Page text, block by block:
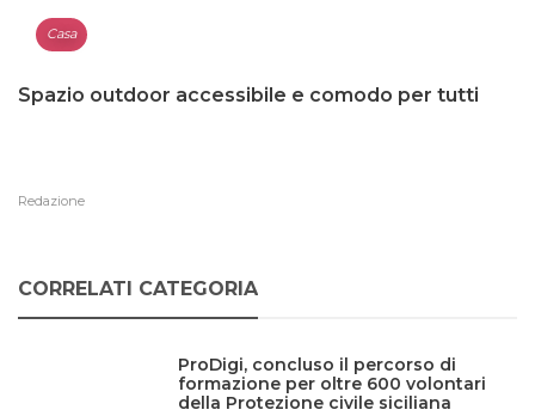
Casa
Spazio outdoor accessibile e comodo per tutti
Redazione
CORRELATI CATEGORIA
ProDigi, concluso il percorso di
formazione per oltre 600 volontari
della Protezione civile siciliana